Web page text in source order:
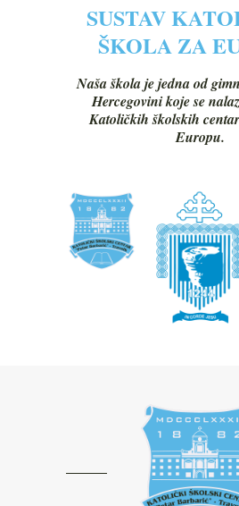
SUSTAV
ŠKOLA ZA
Naša škola je jedna od
Hercegovini koje se
Katoličkih školskih
Europu.